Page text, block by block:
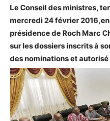
Le Conseil des ministres,
mercredi 24 février
présidence de Roch Marc
sur les dossiers inscrits à
des nominations et autorisé